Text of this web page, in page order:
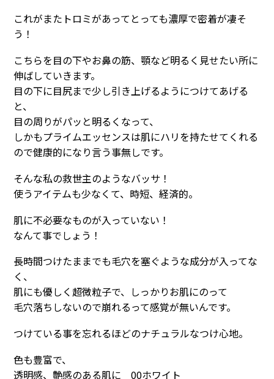
これがまたトロミがあってとっても濃厚で密着が凄そ
う！
こちらを目の下やお鼻の筋、顎など明るく見せたい所に
伸ばしていきます。
目の下に目尻まで少し引き上げるようにつけてあげる
と、
目の周りがパッと明るくなって、
しかもプライムエッセンスは肌にハリを持たせてくれる
ので健康的になり言う事無しです。
そんな私の救世主のようなバッサ！
使うアイテムも少なくて、時短、経済的。
肌に不必要なものが入っていない！
なんて事でしょう！
長時間つけたままでも毛穴を塞ぐような成分が入ってな
く、
肌にも優しく超微粒子で、しっかりお肌にのって
毛穴落ちしないので崩れるって感覚が無いんです。
つけている事を忘れるほどのナチュラルなつけ心地。
色も豊富で、
透明感、艶感のある肌に 00ホワイト